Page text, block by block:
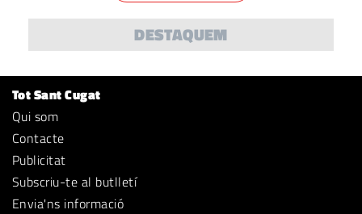
DESTAQUEM
Tot Sant Cugat
Qui som
Contacte
Publicitat
Subscriu-te al butlletí
Envia'ns informació